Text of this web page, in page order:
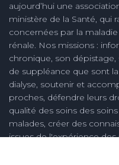
aujourd’hui une
ministère de la Santé, qui
concernées par la
rénale. Nos missions :
chronique, son
de suppléance que sont
dialyse, soutenir et
proches, défendre leurs
qualité des soins des
malades, créer des
issues de l'expérience